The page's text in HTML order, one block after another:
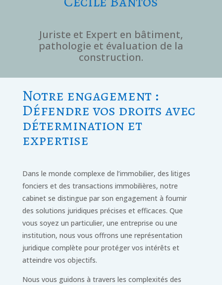
Juriste et Expert en bâtiment,
pathologie et évaluation de la
construction.
Notre engagement :
Défendre vos droits avec
détermination et
expertise
Dans le monde complexe de l’immobilier, des litiges
fonciers et des transactions immobilières, notre
cabinet se distingue par son engagement à fournir
des solutions juridiques précises et efficaces. Que
vous soyez un particulier, une entreprise ou une
institution, nous vous offrons une représentation
juridique complète pour protéger vos intérêts et
atteindre vos objectifs.
Nous vous guidons à travers les complexités des